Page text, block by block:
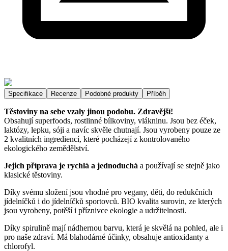
Specifikace Recenze Podobné produkty Příběh
Těstoviny na sebe vzaly jinou podobu. Zdravější!
Obsahují superfoods, rostlinné bílkoviny, vlákninu. Jsou bez éček,
laktózy, lepku, sóji a navíc skvěle chutnají. Jsou vyrobeny pouze ze
2 kvalitních ingrediencí, které pocházejí z kontrolovaného
ekologického zemědělství.
Jejich příprava je rychlá a jednoduchá a používají se stejně jako
klasické těstoviny.
Díky svému složení jsou vhodné pro vegany, děti, do redukčních
jídelníčků i do jídelníčků sportovců. BIO kvalita surovin, ze kterých
jsou vyrobeny, potěší i příznivce ekologie a udržitelnosti.
Díky spirulině mají nádhernou barvu, která je skvělá na pohled, ale i
pro naše zdraví. Má blahodárné účinky, obsahuje antioxidanty a
chlorofyl.